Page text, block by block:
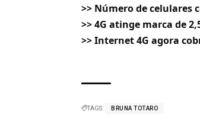
>> Número de celulares
>>4G atinge marca de
>>Internet 4G agora
TAGS: BRUNA TOTARO